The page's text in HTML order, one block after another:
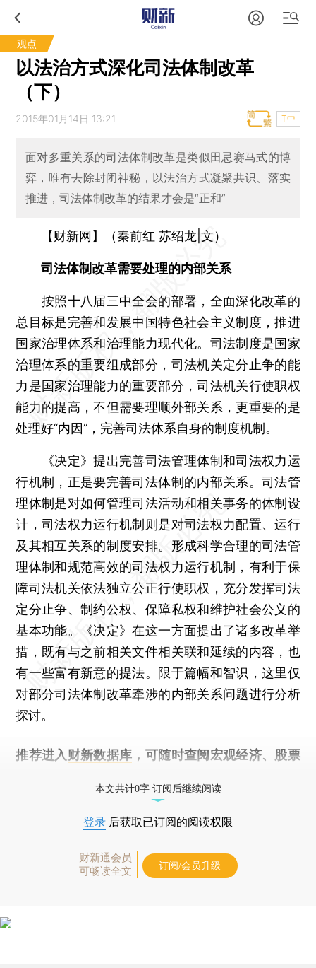
观点
以法治方式深化司法体制改革
（下）
2015年01月14日 13:21 T中
面对多重关系的司法体制改革是类似田忌赛马式的博
弈，唯有去除封闭神秘，以法治方式凝聚共识、落实
推进，司法体制改革的结果才会是“正和”
【财新网】（秦前红 苏绍龙|文）
司法体制改革需要处理的内部关系
按照十八届三中全会的部署，全面深化改革的
总目标是完善和发展中国特色社会主义制度，推进
国家治理体系和治理能力现代化。司法制度是国家
治理体系的重要组成部分，司法机关定分止争的能
力是国家治理能力的重要部分，司法机关行使职权
能力的提高，不但需要理顺外部关系，更重要的是
处理好“内因”，完善司法体系自身的制度机制。
《决定》提出完善司法管理体制和司法权力运
行机制，正是要完善司法体制的内部关系。司法管
理体制是对如何管理司法活动和相关事务的体制设
计，司法权力运行机制则是对司法权力配置、运行
及其相互关系的制度安排。形成科学合理的司法管
理体制和规范高效的司法权力运行机制，有利于保
障司法机关依法独立公正行使职权，充分发挥司法
定分止争、制约公权、保障私权和维护社会公义的
基本功能。《决定》在这一方面提出了诸多改革举
措，既有与之前相关文件相关联和延续的内容，也
有一些富有新意的提法。限于篇幅和智识，这里仅
对部分司法体制改革牵涉的内部关系问题进行分析
探讨。
推荐进入 财新数据库 ，可随时查阅宏观经济、股票
本文共计0字 订阅后继续阅读
登录 后获取已订阅的阅读权限
财新通会员
可畅读全文
订阅/会员升级